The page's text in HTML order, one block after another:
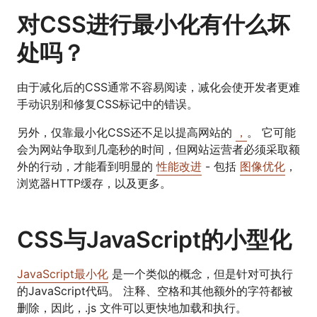
对CSS进行最小化有什么坏
处吗？
由于减化后的CSS通常不容易阅读，减化会使开发者更难
手动识别和修复CSS标记中的错误。
另外，仅靠最小化CSS还不足以提高网站的
， 。 它可能
会为网站争取到几毫秒的时间，但网站运营者必须采取额
外的行动，才能看到明显的性能改进 - 包括 图像优化 ，
浏览器HTTP缓存，以及更多。
CSS与JavaScript的小型化
JavaScript最小化 是一个类似的概念，但是针对可执行
的JavaScript代码。 注释、空格和其他额外的字符都被
删除，因此，.js 文件可以更快地加载和执行。